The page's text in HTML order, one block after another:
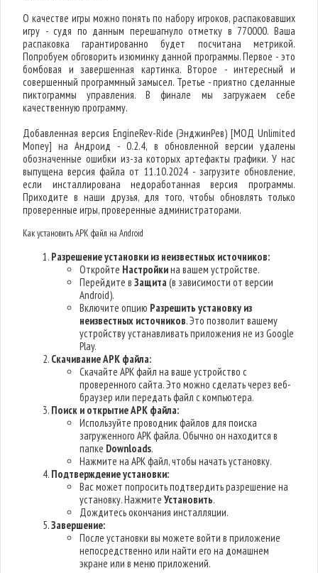
О качестве игры можно понять по набору игроков, распаковавших
игру - судя по данным перешагнуло отметку в 770000. Ваша
распаковка гарантированно будет посчитана метрикой.
Попробуем обговорить изюминку данной программы. Первое - это
бомбовая и завершенная картинка. Второе - интересный и
совершенный программный замысел. Третье - приятно сделанные
пиктограммы управления. В финале мы загружаем себе
качественную программу.
Добавленная версия EngineRev-Ride (ЭнджинРев) [МОД Unlimited
Money] на Андроид - 0.2.4, в обновленной версии удалены
обозначенные ошибки из-за которых артефакты графики. У нас
выпущена версия файла от 11.10.2024 - загрузите обновление,
если инсталлирована недоработанная версия программы.
Приходите в наши друзья, для того, чтобы обновлять только
проверенные игры, проверенные администраторами.
Как установить APK файл на Android
Разрешение установки из неизвестных источников:
Откройте Настройкина вашем устройстве.
Перейдите вЗащита(в зависимости от версии
Android).
Включите опцию Разрешить установку из
неизвестных источников. Это позволит вашему
устройству устанавливать приложения не из Google
Play.
Скачивание APK файла:
Скачайте APK файл на ваше устройство с
проверенного сайта. Это можно сделать через веб-
браузер или передать файл с компьютера.
Поиск и открытие APK файла:
Используйте проводник файлов для поиска
загруженного APK файла. Обычно он находится в
папке Downloads.
Нажмите на APK файл, чтобы начать установку.
Подтверждение установки:
Вас может попросить подтвердить разрешение на
установку. НажмитеУстановить.
Дождитесь окончания инсталляции.
Завершение:
После установки вы можете войти в приложение
непосредственно или найти его на домашнем
экране или в меню приложений.